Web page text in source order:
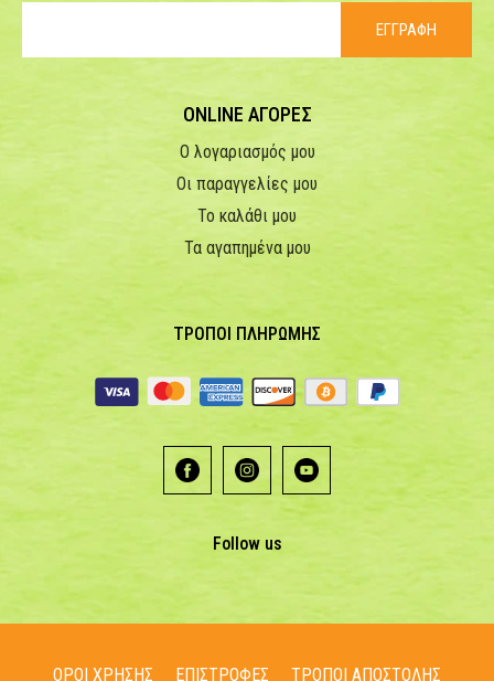
ΕΓΓΡΑΦΗ
ONLINE ΑΓΟΡΕΣ
Ο λογαριασμός μου
Οι παραγγελίες μου
Το καλάθι μου
Τα αγαπημένα μου
ΤΡΟΠΟΙ ΠΛΗΡΩΜΗΣ
Follow us
ΟΡΟΙ ΧΡΗΣΗΣ ΕΠΙΣΤΡΟΦΕΣ ΤΡΟΠΟΙ ΑΠΟΣΤΟΛΗΣ